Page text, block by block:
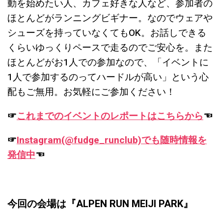
動を始めたい人、カフェ好きな人など、参加者の
ほとんどがランニングビギナー。なのでウェアや
シューズを持っていなくてもOK。お話しできる
くらいゆっくりペースで走るのでご安心を。また
ほとんどがお1人での参加なので、「イベントに
1人で参加するのってハードルが高い」という心
配もご無用。お気軽にご参加ください！
☞これまでのイベントのレポートはこちらから☜
☞Instagram(@fudge_runclub)でも随時情報を
発信中☜
今回の会場は『ALPEN RUN MEIJI PARK』